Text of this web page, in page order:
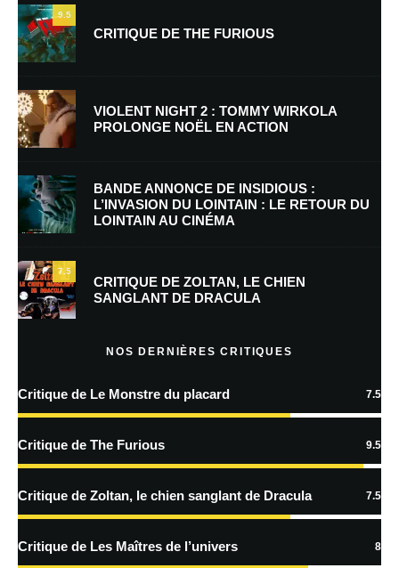
Nom*
E-mail *
Enregistrer mon nom, mon e-mail et mon site dans le navigateur pour
mon prochain commentaire.
Prévenez-moi de tous les nouveaux commentaires par e-mail.
Prévenez-moi de tous les nouveaux articles par e-mail.
En savoir
traitées
9.5
CRITIQUE DE THE FURIOUS
VIOLENT NIGHT 2 : TOMMY WIRKOLA
PROLONGE NOËL EN ACTION
BANDE ANNONCE DE INSIDIOUS :
L’INVASION DU LOINTAIN : LE RETOUR DU
LOINTAIN AU CINÉMA
7.5
CRITIQUE DE ZOLTAN, LE CHIEN
SANGLANT DE DRACULA
NOS DERNIÈRES CRITIQUES
Critique de Le Monstre du placard 7.5
Critique de The Furious 9.5
Critique de Zoltan, le chien sanglant de Dracula 7.5
Critique de Les Maîtres de l’univers 8